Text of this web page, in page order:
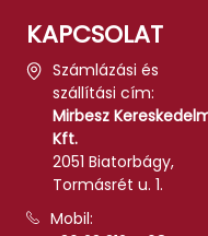
KAPCSOLAT
Számlázási és
szállítási cím:
Mirbesz
Kft.
2051 Biatorbágy,
Tormásrét u. 1.
Mobil: